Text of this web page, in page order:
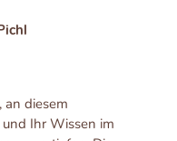
an diesem
Ihr Wissen im